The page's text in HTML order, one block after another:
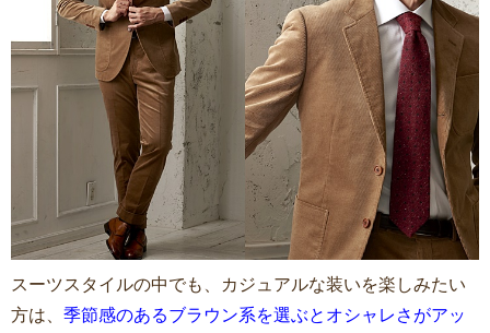
スーツスタイルの中でも、カジュアルな装いを楽しみたい
方は、 季節感のあるブラウン系を選ぶとオシャレさがアッ